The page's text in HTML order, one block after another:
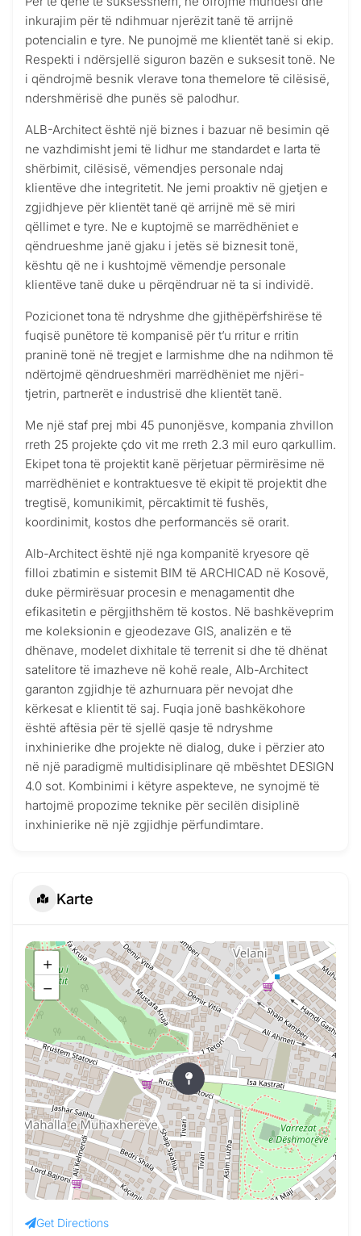
inkurajim për të ndihmuar njerëzit tanë të arrijnë
potencialin e tyre. Ne punojmë me klientët tanë si ekip.
Respekti i ndërsjellë siguron bazën e suksesit tonë. Ne
i qëndrojmë besnik vlerave tona themelore të cilësisë,
ndershmërisë dhe punës së palodhur.
ALB-Architect është një biznes i bazuar në besimin që
ne vazhdimisht jemi të lidhur me standardet e larta të
shërbimit, cilësisë, vëmendjes personale ndaj
klientëve dhe integritetit. Ne jemi proaktiv në gjetjen e
zgjidhjeve për klientët tanë që arrijnë më së miri
qëllimet e tyre. Ne e kuptojmë se marrëdhëniet e
qëndrueshme janë gjaku i jetës së biznesit tonë,
kështu që ne i kushtojmë vëmendje personale
klientëve tanë duke u përqëndruar në ta si individë.
Pozicionet tona të ndryshme dhe gjithëpërfshirëse të
fuqisë punëtore të kompanisë për t’u rritur e rritin
praninë tonë në tregjet e larmishme dhe na ndihmon të
ndërtojmë qëndrueshmëri marrëdhëniet me njëri-
tjetrin, partnerët e industrisë dhe klientët tanë.
Me një staf prej mbi 45 punonjësve, kompania zhvillon
rreth 25 projekte çdo vit me rreth 2.3 mil euro qarkullim.
Ekipet tona të projektit kanë përjetuar përmirësime në
marrëdhëniet e kontraktuesve të ekipit të projektit dhe
tregtisë, komunikimit, përcaktimit të fushës,
koordinimit, kostos dhe performancës së orarit.
Alb-Architect është një nga kompanitë kryesore që
filloi zbatimin e sistemit BIM të ARCHICAD në Kosovë,
duke përmirësuar procesin e menagamentit dhe
efikasitetin e përgjithshëm të kostos. Në bashkëveprim
me koleksionin e gjeodezave GIS, analizën e të
dhënave, modelet dixhitale të terrenit si dhe të dhënat
satelitore të imazheve në kohë reale, Alb-Architect
garanton zgjidhje të azhurnuara për nevojat dhe
kërkesat e klientit të saj. Fuqia jonë bashkëkohore
është aftësia për të sjellë qasje të ndryshme
inxhinierike dhe projekte në dialog, duke i përzier ato
në një paradigmë multidisiplinare që mbështet DESIGN
4.0 sot. Kombinimi i këtyre aspekteve, ne synojmë të
hartojmë propozime teknike për secilën disiplinë
inxhinierike në një zgjidhje përfundimtare.
Karte
+
−
Get Directions